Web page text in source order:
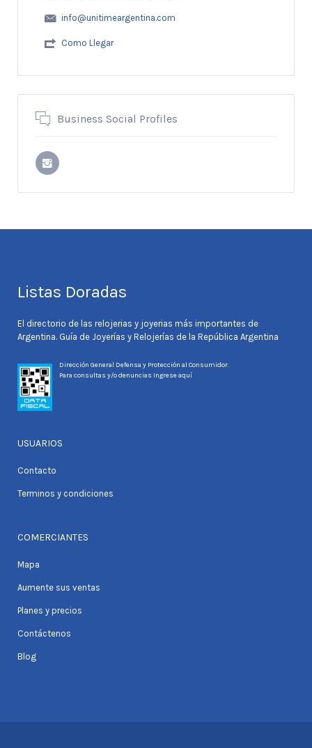
info@unitimeargentina.com
Como Llegar
Business Social Profiles
Listas Doradas
El directorio de las relojerias y joyerias más importantes de
Argentina. Guía de Joyerías y Relojerías de la República Argentina
Dirección General Defensa y Protección al Consumidor.
Para consultas y/o denuncias Ingrese aquí
USUARIOS
Contacto
Terminos y condiciones
COMERCIANTES
Mapa
Aumente sus ventas
Planes y precios
Contáctenos
Blog